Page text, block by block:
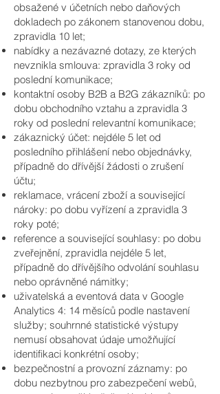
obsažené v účetních nebo daňových
dokladech po zákonem stanovenou dobu,
zpravidla 10 let;
nabídky a nezávazné dotazy, ze kterých
nevznikla smlouva: zpravidla 3 roky od
poslední komunikace;
kontaktní osoby B2B a B2G zákazníků: po
dobu obchodního vztahu a zpravidla 3
roky od poslední relevantní komunikace;
zákaznický účet: nejdéle 5 let od
posledního přihlášení nebo objednávky,
případně do dřívější žádosti o zrušení
účtu;
reklamace, vrácení zboží a související
nároky: po dobu vyřízení a zpravidla 3
roky poté;
reference a související souhlasy: po dobu
zveřejnění, zpravidla nejdéle 5 let,
případně do dřívějšího odvolání souhlasu
nebo oprávněné námitky;
uživatelská a eventová data v Google
Analytics 4: 14 měsíců podle nastavení
služby; souhrnné statistické výstupy
nemusí obsahovat údaje umožňující
identifikaci konkrétní osoby;
bezpečnostní a provozní záznamy: po
dobu nezbytnou pro zabezpečení webů,